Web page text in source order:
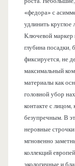
«федора» с
удлинить
Ключевой маркер
глубина посадки,
фиксируется, не
максимальный
материалы как
головной убор
контакте с лицом,
безупречным. В
неровные
мгновенно
коллекций
экологичные и